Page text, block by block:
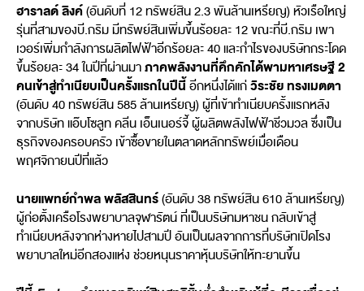
ฮาราลด์ ลิงค์(อันดับที่ 12 ทรัพย์สิน 2.3 พันล้านเหรียญ) หัวเรือใหญ่
รุ่นที่สามของบี.กริม มีทรัพย์สินเพิ่มขึ้นร้อยละ 12 ขณะที่บี.กริม เพา
เวอร์เพิ่มกำลังการผลิตไฟฟ้าอีกร้อยละ 40 และกำไรของบริษัทกระโดด
ขึ้นร้อยละ 34 ในปีที่ผ่านมาภาคพลังงานที่คึกคักได้พามหาเศรษฐี 2
คนเข้าสู่ทำเนียบเป็นครั้งแรกในปีนี้อีกหนึ่งได้แก่วิระชัย ทรงเมตตา
(อันดับ 40 ทรัพย์สิน 585 ล้านเหรียญ) ผู้ที่เข้าทำเนียบครั้งแรกหลัง
จากบริษัท แอ๊บโซลูท คลีน เอ็นเนอร์จี้ ผู้ผลิตพลังไฟฟ้าชีวมวล ซึ่งเป็น
ธุรกิจของครอบครัว เข้าซื้อขายในตลาดหลักทรัพย์เมื่อเดือน
พฤศจิกายนปีที่แล้ว
นายแพทย์กำพล พลัสสินทร์(อันดับ 38 ทรัพย์สิน 610 ล้านเหรียญ)
ผู้ก่อตั้งเครือโรงพยาบาลจุฬารัตน์ ที่เป็นบริษัทมหาชน กลับเข้าสู่
ทำเนียบหลังจากห่างหายไปสามปี อันเป็นผลจากการที่บริษัทเปิดโรง
พยาบาลใหม่อีกสองแห่ง ช่วยหนุนราคาหุ้นบริษัทให้ทะยานขึ้น